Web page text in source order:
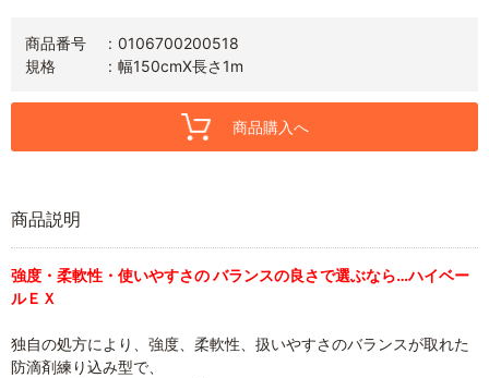
商品番号
0106700200518
規格
幅150cmX長さ1m
商品購入へ
商品説明
強度・柔軟性・使いやすさの バランスの良さで選ぶなら…ハイベー
ルＥＸ
独自の処方により、強度、柔軟性、扱いやすさのバランスが取れた
防滴剤練り込み型で、